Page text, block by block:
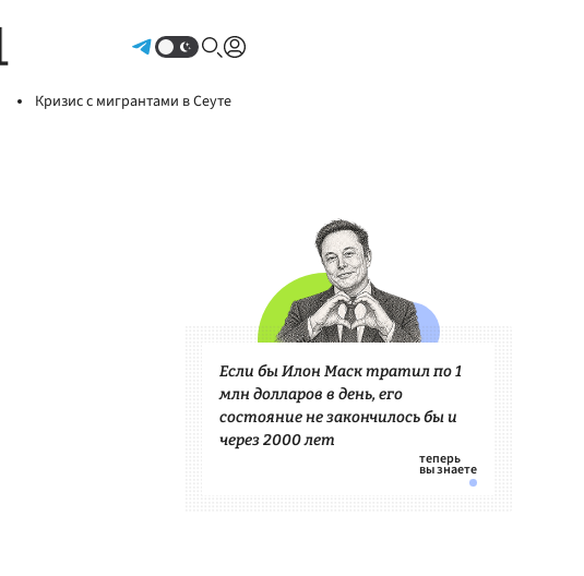
Кризис с мигрантами в Сеуте
Если бы Илон Маск тратил по 1
млн долларов в день, его
состояние не закончилось бы и
через 2000 лет